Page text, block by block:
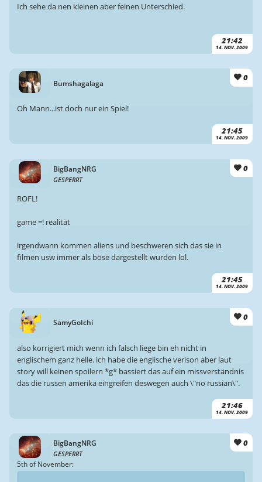
21:42
14. NOV. 2009
Ich sehe da nen kleinen aber feinen Unterschied.
Bumshagalaga
0
21:45
14. NOV. 2009
Oh Mann...ist doch nur ein Spiel!
BigBangNRG
GESPERRT
0
21:45
14. NOV. 2009
ROFL!
game =! realität
irgendwann kommen aliens und beschweren sich das sie in
filmen usw immer als böse dargestellt wurden lol.
SamyGoIchi
0
21:46
14. NOV. 2009
also korrigiert mich wenn ich falsch liege bin eh nicht in
englischem ganz helle. ich habe die englische verison aber laut
story will keinen spoilern *g* bassiert das auf ein missverständnis
das die russen amerika eingreifen deswegen auch \"no russian\".
BigBangNRG
GESPERRT
0
5th of November: